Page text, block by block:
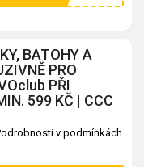
BATOHY A
PRO
PŘI
599 KČ | CCC
v podmínkách